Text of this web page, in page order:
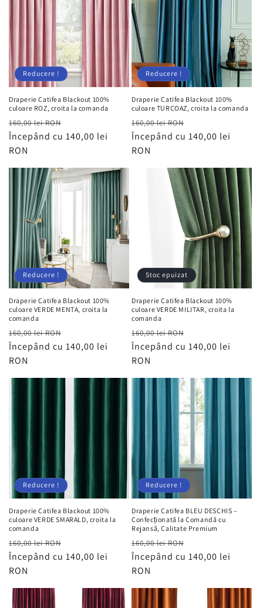
Reducere !
Draperie Catifea Blackout 100%
culoare ROZ, croita la comanda
Preț
obișnuit
160,00 lei RON
redus
Începând cu 140,00 lei
RON
Reducere !
Draperie Catifea Blackout 100%
culoare TURCOAZ, croita la comanda
Preț
obișnuit
160,00 lei RON
redus
Începând cu 140,00 lei
RON
Reducere !
Draperie Catifea Blackout 100%
culoare VERDE MENTA, croita la
comanda
Preț
obișnuit
160,00 lei RON
redus
Începând cu 140,00 lei
RON
Stoc epuizat
Draperie Catifea Blackout 100%
culoare VERDE MILITAR, croita la
comanda
Preț
obișnuit
160,00 lei RON
redus
Începând cu 140,00 lei
RON
Reducere !
Draperie Catifea Blackout 100%
culoare VERDE SMARALD, croita la
comanda
Preț
obișnuit
160,00 lei RON
redus
Începând cu 140,00 lei
RON
Reducere !
Draperie Catifea BLEU DESCHIS –
Confecționată la Comandă cu
Rejansă, Calitate Premium
Preț
obișnuit
160,00 lei RON
redus
Începând cu 140,00 lei
RON